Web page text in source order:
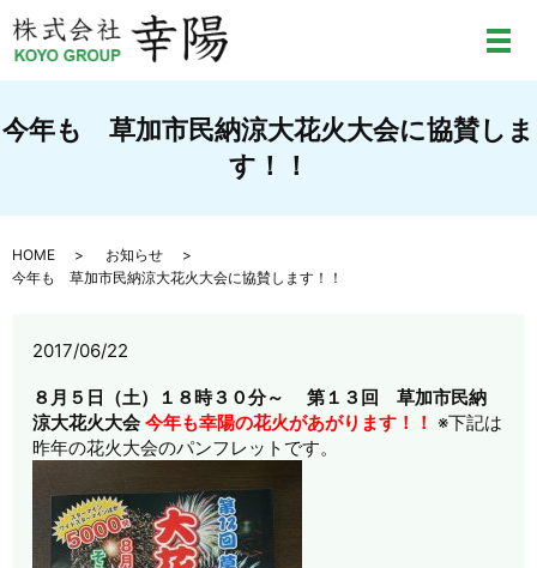
メ
今年も 草加市民納涼大花火大会に協賛しま
す！！
HOME
お知らせ
今年も 草加市民納涼大花火大会に協賛します！！
2017/06/22
８月５日（土）１８時３０分～
第１３回 草加市民納
涼大花火大会 今年も幸陽の花火があがります！！ ※下記は
昨年の花火大会のパンフレットです。